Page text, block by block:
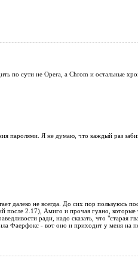
по сути не Opera, а Chrom и остальные
паролями. Я не думаю, что каждый раз
далеко не всегда. До сих пор пользуюсь
после 2.17), Амиго и прочая гуано, которые
ради, надо сказать, что "старая
Фаерфокс - вот оно и приходит у меня на